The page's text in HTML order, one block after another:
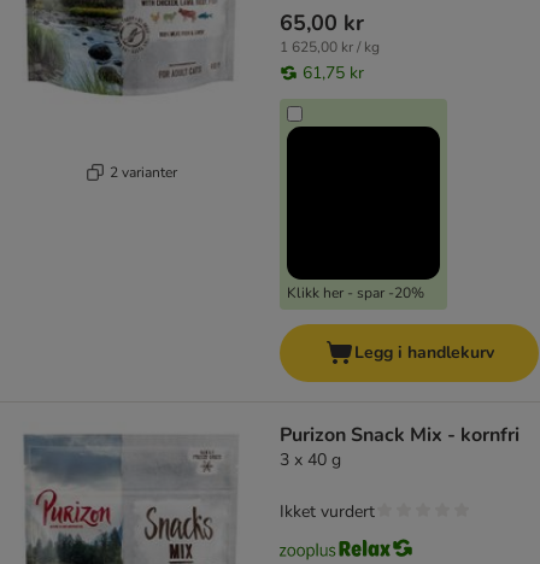
2 varianter
65,00 kr
1 625,00 kr / kg
61,75 kr
Klikk her - spar -20%
Legg i handlekurv
Purizon Snack Mix - kornfri
3 x 40 g
Ikket vurdert